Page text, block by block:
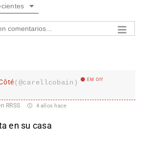
(@carellcobain) EM Off
RRSS 4 años hace
en su casa